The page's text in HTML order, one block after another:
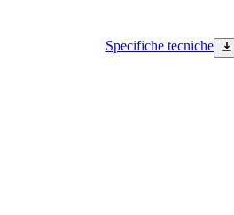
Specifiche tecniche